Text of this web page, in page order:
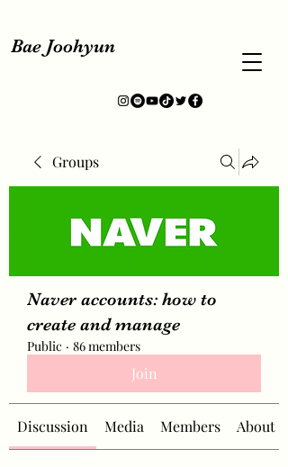
Bae Joohyun
Groups
Naver accounts: how to
create and manage
Public · 86 members
Join
Discussion Media Members About